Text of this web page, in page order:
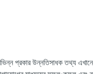
প্রকার উন্নতিসাধক তথ্য